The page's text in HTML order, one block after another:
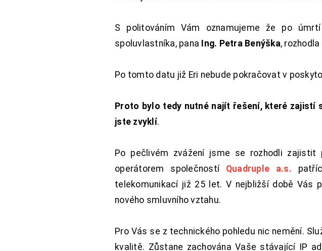
S politováním Vám oznamujeme že po
spoluvlastníka, pana Ing. Petra Benýška,
Po tomto datu již Eri nebude pokračovat v
Proto bylo tedy nutné najít řešení, které zajistí
jste zvyklí.
Po pečlivém zvážení jsme se rozhodli zajistit
operátorem společností Quadruple a.s.
telekomunikací již 25 let. V nejbližší době Vás
nového smluvního vztahu.
Pro Vás se z technického pohledu nic nemění.
kvalitě. Zůstane zachována Vaše stávající IP